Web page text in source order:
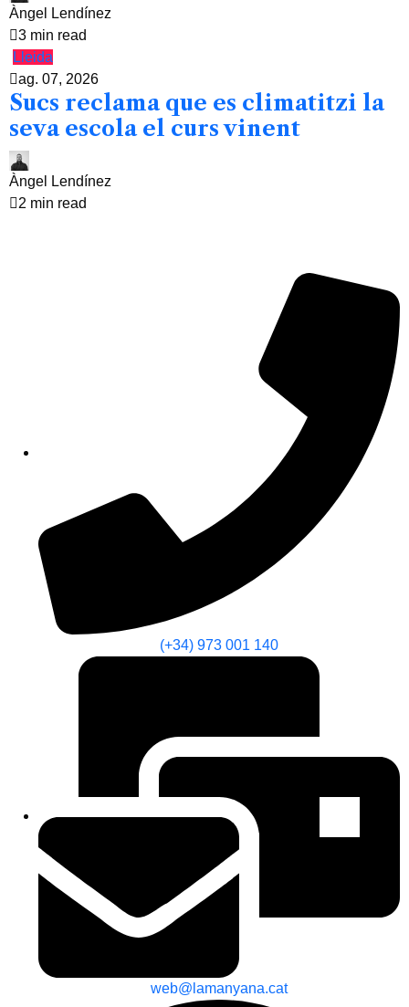
Àngel Lendínez
3 min read
Lleida
ag. 07, 2026
Sucs reclama que es climatitzi la
seva escola el curs vinent
Àngel Lendínez
2 min read
(+34) 973 001 140
web@lamanyana.cat